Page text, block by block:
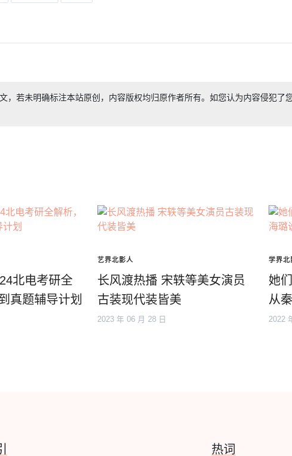
，若未明确标注本站原创，内容版权均归原作者所有。如您认为内容侵犯了
北电考研全
真题辅导计划
艺界北影人
长风渡热播 宋轶等美女演员
古装现代装皆美
2023 年 06 月 28 日
学界北
她
从
2022
热词